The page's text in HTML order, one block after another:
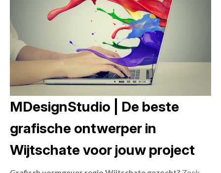
MDesignStudio | De beste
grafische ontwerper in
Wijtschate voor jouw project